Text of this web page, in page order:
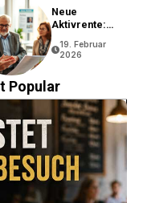
Neue
Aktivrente:
Bedingungen
19. Februar
2026
Popular